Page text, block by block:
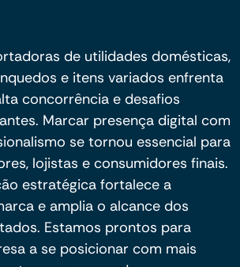
de utilidades domésticas,
e itens variados enfrenta
concorrência e desafios
Marcar presença digital com
se tornou essencial para
lojistas e consumidores finais.
estratégica fortalece a
e amplia o alcance dos
Estamos prontos para
a se posicionar com mais